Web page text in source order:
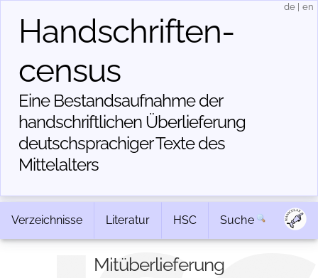
Handschriften­
census
Eine Bestandsaufnahme der
handschriftlichen Über­lieferung
deutschsprachiger Texte des
Mittelalters
de en
Verzeichnisse Literatur HSC Suche
Mitüberlieferung